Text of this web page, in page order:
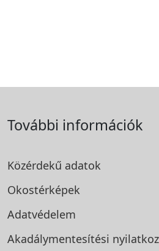
További információk
Közérdekű adatok
Okostérképek
Adatvédelem
Akadálymentesítési